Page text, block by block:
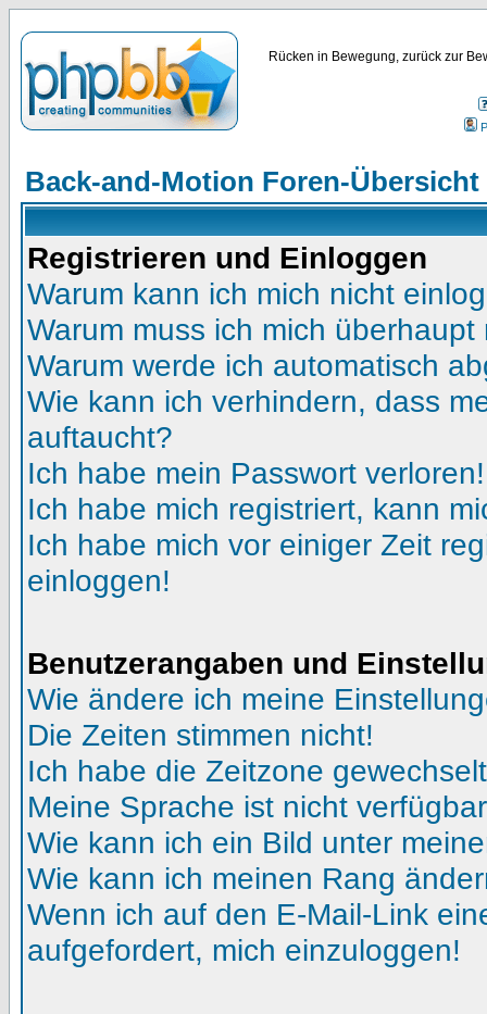
Rücken in Bewegung, zurück zur
Back-and-Motion Foren-Übersicht
Registrieren und Einloggen
Warum kann ich mich nicht
Warum muss ich mich überhaupt
Warum werde ich automatisch
Wie kann ich verhindern, dass
auftaucht?
Ich habe mein Passwort verloren!
Ich habe mich registriert, kann
Ich habe mich vor einiger Zeit
einloggen!
Benutzerangaben und
Wie ändere ich meine
Die Zeiten stimmen nicht!
Ich habe die Zeitzone
Meine Sprache ist nicht
Wie kann ich ein Bild unter
Wie kann ich meinen Rang
Wenn ich auf den E-Mail-Link
aufgefordert, mich einzuloggen!